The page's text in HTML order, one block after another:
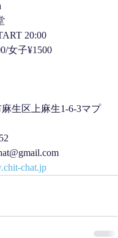
20:00
女子¥1500
生区上麻生1-6-3マプ
chat.jp